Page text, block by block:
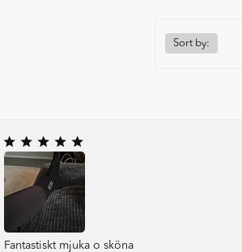
Sort by:
Fantastiskt mjuka o sköna